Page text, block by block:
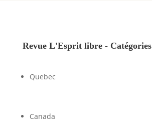
Revue L'Esprit libre - Catégories
Quebec
Canada